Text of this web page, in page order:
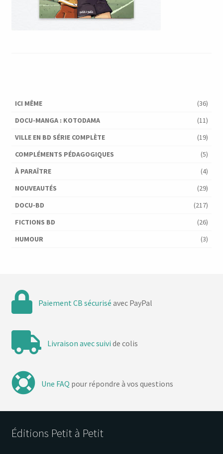
ICI MÊME
(36)
DOCU-MANGA : KOTODAMA
(11)
VILLE EN BD SÉRIE COMPLÈTE
(19)
COMPLÉMENTS PÉDAGOGIQUES
(5)
À PARAÎTRE
(4)
NOUVEAUTÉS
(29)
DOCU-BD
(217)
FICTIONS BD
(26)
HUMOUR
(3)
Paiement CB sécurisé avec PayPal
Livraison avec suivi de colis
Une FAQ pour répondre à vos questions
Éditions Petit à Petit